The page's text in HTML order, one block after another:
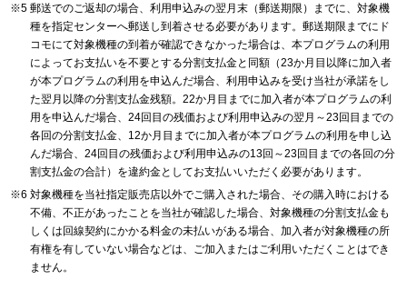
郵送でのご返却の場合、利用申込みの翌月末（郵送期限）までに、対象機
種を指定センターへ郵送し到着させる必要があります。郵送期限までにド
コモにて対象機種の到着が確認できなかった場合は、本プログラムの利用
によってお支払いを不要とする分割支払金と同額（23か月目以降に加入者
が本プログラムの利用を申込んだ場合、利用申込みを受け当社が承諾をし
た翌月以降の分割支払金残額。22か月目までに加入者が本プログラムの利
用を申込んだ場合、24回目の残価および利用申込みの翌月～23回目までの
各回の分割支払金、12か月目までに加入者が本プログラムの利用を申し込
んだ場合、24回目の残価および利用申込みの13回～23回目までの各回の分
割支払金の合計）を違約金としてお支払いいただく必要があります。
対象機種を当社指定販売店以外でご購入された場合、その購入時における
不備、不正があったことを当社が確認した場合、対象機種の分割支払金も
しくは回線契約にかかる料金の未払いがある場合、加入者が対象機種の所
有権を有していない場合などは、ご加入またはご利用いただくことはでき
ません。